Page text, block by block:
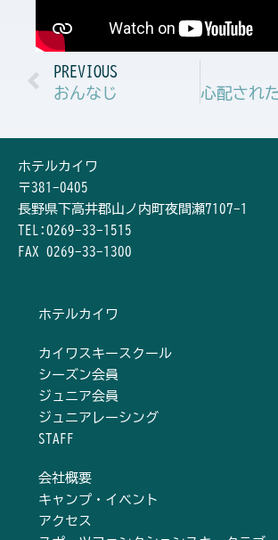
Prev
PREVIOUS
おんなじ
ホテルカイワ
〒381-0405
長野県下高井郡山ノ内町夜間瀬7107-1
TEL:0269-33-1515
FAX 0269-33-1300
ホテルカイワ
カイワスキースクール
シーズン会員
ジュニア会員
ジュニアレーシング
STAFF
会社概要
キャンプ・イベント
アクセス